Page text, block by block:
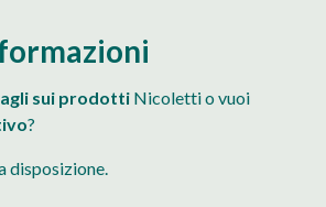
sui prodotti Nicoletti o vuoi
?
disposizione.